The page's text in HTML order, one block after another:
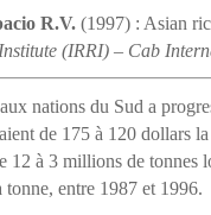
R.V. (1997) : Asian
(IRRI) – Cab
nations du Sud a
de 175 à 120 dollars
12 à 3 millions de tonnes
entre 1987 et 1996.